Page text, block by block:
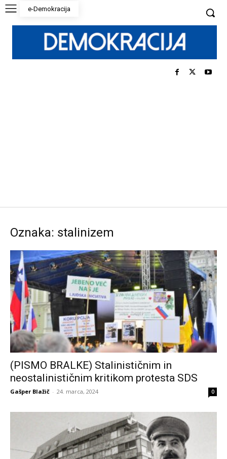
e-Demokracija
Oznaka: stalinizem
(PISMO BRALKE) Stalinističnim in
neostalinističnim kritikom protesta SDS
Gašper Blažič - 24. marca, 2024 0